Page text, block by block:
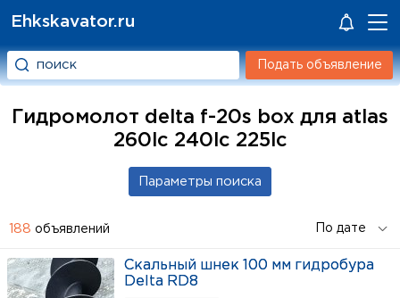
Ehkskavator.ru
Подать объявление
Гидромолот delta f-20s box для atlas
260lc 240lc 225lc
188 объявлений
Скальный шнек 100 мм гидробура
Delta RD8